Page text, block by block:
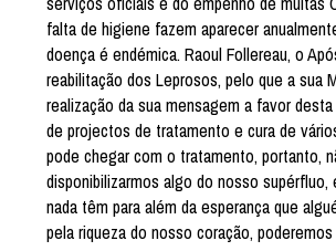
falta de higiene fazem aparecer
doença é endémica. Raoul Follereau, o
reabilitação dos Leprosos, pelo que a sua
realização da sua mensagem a favor
de projectos de tratamento e cura de
pode chegar com o tratamento, portanto,
disponibilizarmos algo do nosso
nada têm para além da esperança que
pela riqueza do nosso coração,